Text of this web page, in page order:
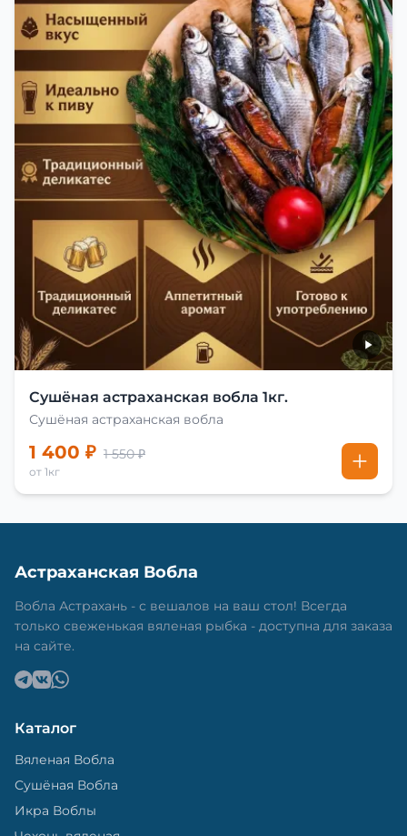
Сушёная астраханская вобла 1кг.
Сушёная астраханская вобла
1 400 ₽ 1 550 ₽
от 1кг
Астраханская Вобла
Вобла Астрахань - с вешалов на ваш стол! Всегда
только свеженькая вяленая рыбка - доступна для заказа
на сайте.
Каталог
Вяленая Вобла
Сушёная Вобла
Икра Воблы